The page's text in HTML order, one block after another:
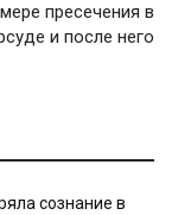
пресечения в
и после него
сознание в